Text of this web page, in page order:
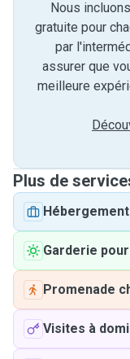
Nous
gratuite pour
par
assurer que
meilleure
Plus de
Hébergement
Garderie
Promenade
Visites à